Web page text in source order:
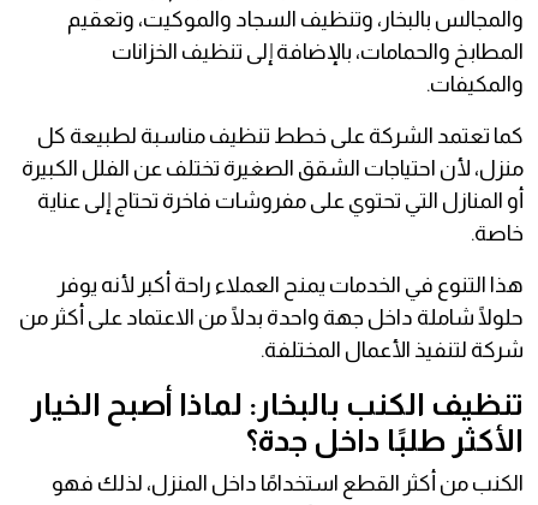
والمجالس بالبخار، وتنظيف السجاد والموكيت، وتعقيم
المطابخ والحمامات، بالإضافة إلى تنظيف الخزانات
والمكيفات.
كما تعتمد الشركة على خطط تنظيف مناسبة لطبيعة كل
منزل، لأن احتياجات الشقق الصغيرة تختلف عن الفلل الكبيرة
أو المنازل التي تحتوي على مفروشات فاخرة تحتاج إلى عناية
خاصة.
هذا التنوع في الخدمات يمنح العملاء راحة أكبر لأنه يوفر
حلولًا شاملة داخل جهة واحدة بدلًا من الاعتماد على أكثر من
شركة لتنفيذ الأعمال المختلفة.
تنظيف الكنب بالبخار: لماذا أصبح الخيار
الأكثر طلبًا داخل جدة؟
الكنب من أكثر القطع استخدامًا داخل المنزل، لذلك فهو